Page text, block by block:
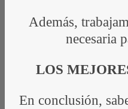
Además,
necesaria
LOS
En conclusión,